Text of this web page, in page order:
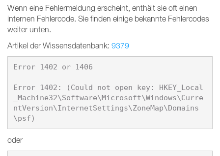
Wenn eine Fehlermeldung erscheint, enthält sie oft einen
internen Fehlercode. Sie finden einige bekannte Fehlercodes
weiter unten.
Artikel der Wissensdatenbank: 9379
Error 1402 or 1406
Error 1402: (Could not open key: HKEY_Local
_Machine32\Software\Microsoft\Windows\Curre
ntVersion\InternetSettings\ZoneMap\Domains
oder